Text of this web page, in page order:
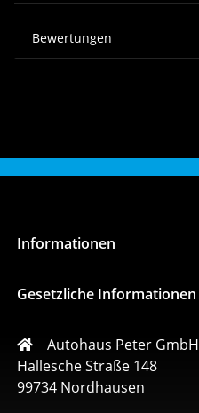
Bewertungen
Informationen
Gesetzliche Informationen
Autohaus Peter GmbH
Hallesche Straße 148
99734 Nordhausen